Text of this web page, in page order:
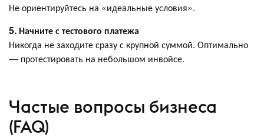
Не ориентируйтесь на «идеальные условия».
5. Начните с тестового платежа
Никогда не заходите сразу с крупной суммой. Оптимально
— протестировать на небольшом инвойсе.
Частые вопросы бизнеса
(FAQ)